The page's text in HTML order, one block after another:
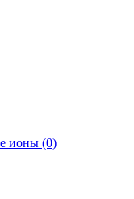
ионы (0)